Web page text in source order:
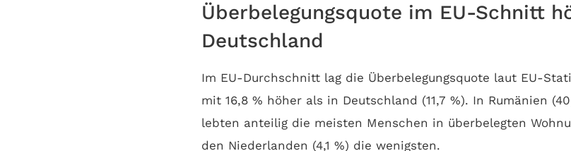
Überbelegungsquote im EU-Schnitt
Deutschland
Im EU-Durchschnitt lag die Überbelegungsquote laut EU-
mit 16,8 % höher als in Deutschland (11,7 %). In Rumänien
lebten anteilig die meisten Menschen in überbelegten
den Niederlanden (4,1 %) die wenigsten.